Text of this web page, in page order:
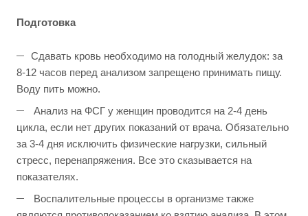
Подготовка
Сдавать кровь необходимо на голодный желудок: за
8-12 часов перед анализом запрещено принимать пищу.
Воду пить можно.
Анализ на ФСГ у женщин проводится на 2-4 день
цикла, если нет других показаний от врача. Обязательно
за 3-4 дня исключить физические нагрузки, сильный
стресс, перенапряжения. Все это сказывается на
показателях.
Воспалительные процессы в организме также